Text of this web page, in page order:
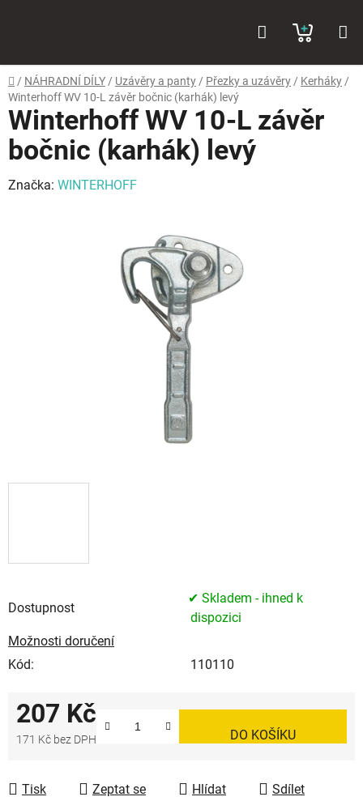
KOŠÍK
Domů
/ NÁHRADNÍ DÍLY / Uzávěry a panty / Přezky a uzávěry / Kerháky /
Winterhoff WV 10-L závěr bočnic (karhák) levý
Dostupnost
✔ Skladem - ihned k
dispozici
Možnosti doručení
Kód:
110110
207 Kč
171 Kč bez DPH DO KOŠÍKU
Tisk Zeptat se Hlídat Sdílet
Winterhoff WV 10-L závěr
bočnic (karhák) levý
Značka: WINTERHOFF